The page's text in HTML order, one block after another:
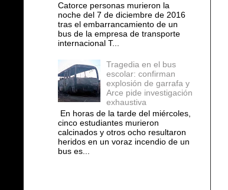
Catorce personas murieron la
noche del 7 de diciembre de 2016
tras el embarrancamiento de un
bus de la empresa de transporte
internacional T...
Tragedia en el bus
escolar: confirman
explosión de garrafa y
Arce pide investigación
exhaustiva
En horas de la tarde del miércoles,
cinco estudiantes murieron
calcinados y otros ocho resultaron
heridos en un voraz incendio de un
bus es...